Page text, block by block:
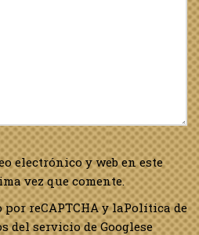
electrónico y web en este
vez que comente.
reCAPTCHA y laPolítica de
del servicio de Googlese